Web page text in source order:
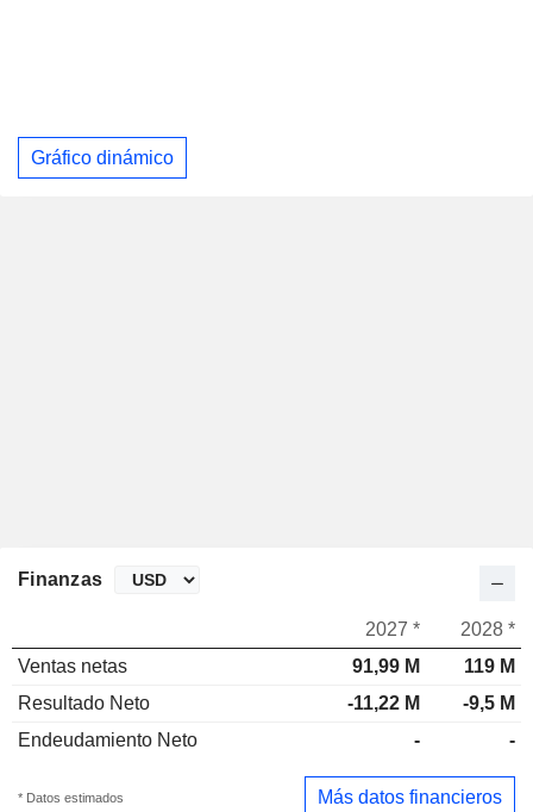
Gráfico dinámico
Finanzas
2027 *
2028 *
Ventas netas
91,99 M
119 M
Resultado Neto
-11,22 M
-9,5 M
Endeudamiento Neto
- -
* Datos estimados Más datos financieros